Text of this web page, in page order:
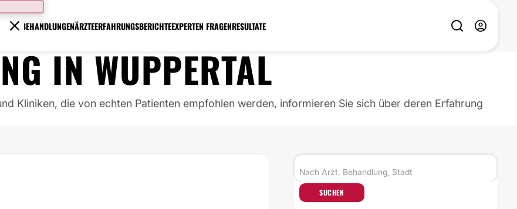
BEHANDLUNGENÄRZTEERFAHRUNGSBERICHTEEXPERTEN FRAGENRESULTATE
INWUPPERTAL
Kliniken, die von echten Patienten empfohlen werden, informieren Sie sich über deren Erfahrung
SUCHEN